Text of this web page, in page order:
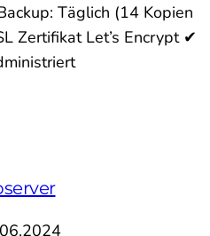
Täglich (14 Kopien
Zertifikat Let’s Encrypt ✔